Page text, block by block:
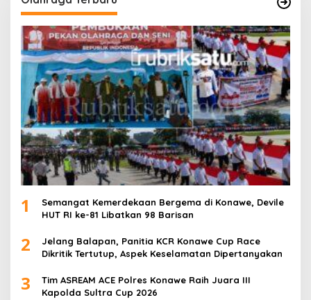
1
Semangat Kemerdekaan Bergema di Konawe, Devile
HUT RI ke-81 Libatkan 98 Barisan
2
Jelang Balapan, Panitia KCR Konawe Cup Race
Dikritik Tertutup, Aspek Keselamatan Dipertanyakan
3
Tim ASREAM ACE Polres Konawe Raih Juara III
Kapolda Sultra Cup 2026